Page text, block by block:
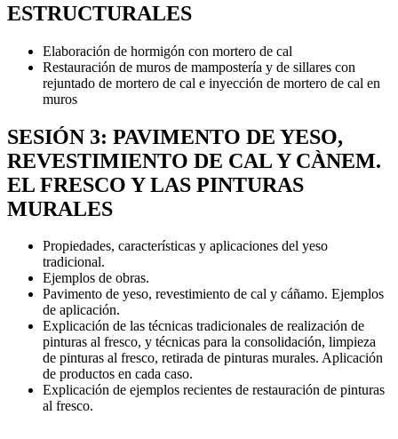
ESTRUCTURALES
Elaboración de hormigón con mortero de cal
Restauración de muros de mampostería y de sillares con
rejuntado de mortero de cal e inyección de mortero de cal en
muros
SESIÓN 3: PAVIMENTO DE YESO,
REVESTIMIENTO DE CAL Y CÀNEM.
EL FRESCO Y LAS PINTURAS
MURALES
Propiedades, características y aplicaciones del yeso
tradicional.
Ejemplos de obras.
Pavimento de yeso, revestimiento de cal y cáñamo. Ejemplos
de aplicación.
Explicación de las técnicas tradicionales de realización de
pinturas al fresco, y técnicas para la consolidación, limpieza
de pinturas al fresco, retirada de pinturas murales. Aplicación
de productos en cada caso.
Explicación de ejemplos recientes de restauración de pinturas
al fresco.